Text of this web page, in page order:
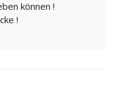
können !
!